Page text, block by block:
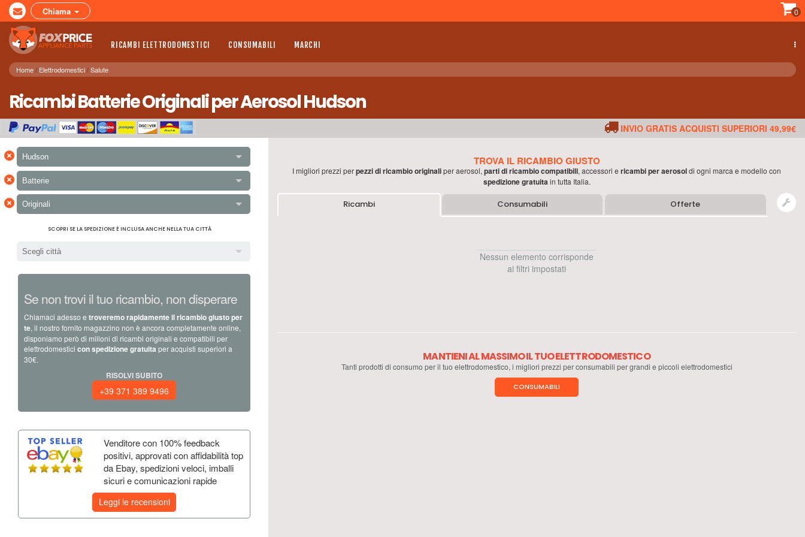
Chiama 0
RICAMBI ELETTRODOMESTICI CONSUMABILI MARCHI
Home Elettrodomestici Salute
Ricambi Batterie Originali per Aerosol Hudson
INVIO GRATIS ACQUISTI SUPERIORI 49,99€
× Hudson
× Batterie
× Originali
SCOPRI SE LA SPEDIZIONE È INCLUSA ANCHE NELLA TUA CITTÀ
Scegli città
Se non trovi il tuo ricambio, non disperare
Chiamaci adesso e troveremo rapidamente il ricambio giusto per
te, il nostro fornito magazzino non è ancora completamente online,
disponiamo però di milioni di ricambi originali e compatibili per
elettrodomestici con spedizione gratuita per acquisti superiori a
30€.
RISOLVI SUBITO
+39 371 389 9496
Venditore con 100% feedback
positivi, approvati con affidabilità top
da Ebay, spedizioni veloci, imballi
sicuri e comunicazioni rapide
Leggi le recensioni
TROVA IL RICAMBIO GIUSTO
I migliori prezzi perpezzi di ricambio originaliperaerosol, parti di ricambio compatibili, accessori e ricambi peraerosoldi ogni marca e modello con
spedizione gratuita in tutta Italia.
Ricambi Consumabili Offerte
Nessun elemento corrisponde
ai filtri impostati
MANTIENI AL MASSIMO IL TUO ELETTRODOMESTICO
Tanti prodotti di consumo per il tuo elettrodomestico, i migliori prezzi per consumabili per grandi e piccoli elettrodomestici
CONSUMABILI